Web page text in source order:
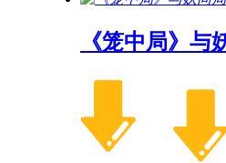
《笼中局》与